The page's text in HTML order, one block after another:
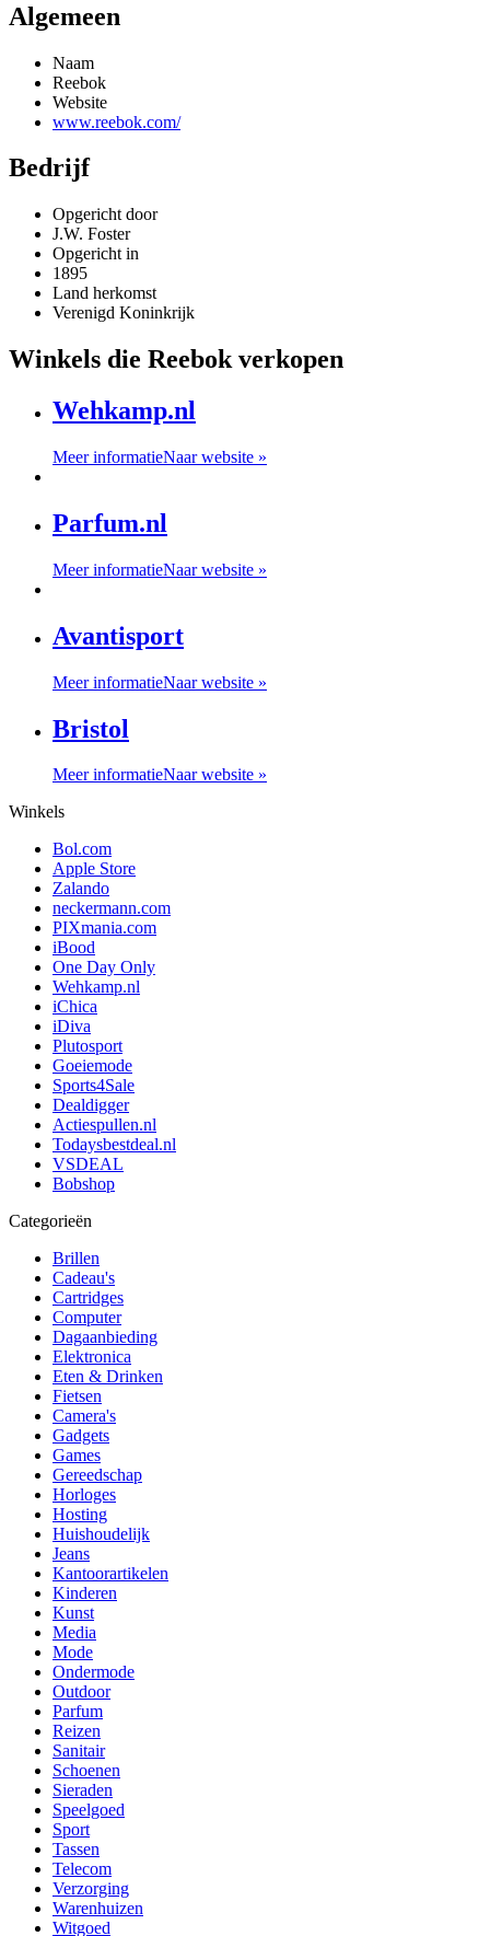
Algemeen
Naam
Reebok
Website
www.reebok.com/
Bedrijf
Opgericht door
J.W. Foster
Opgericht in
1895
Land herkomst
Verenigd Koninkrijk
Winkels die Reebok verkopen
Wehkamp.nl
Meer informatieNaar website »
Parfum.nl
Meer informatieNaar website »
Avantisport
Meer informatieNaar website »
Bristol
Meer informatieNaar website »
Winkels
Bol.com
Apple Store
Zalando
neckermann.com
PIXmania.com
iBood
One Day Only
Wehkamp.nl
iChica
iDiva
Plutosport
Goeiemode
Sports4Sale
Dealdigger
Actiespullen.nl
Todaysbestdeal.nl
VSDEAL
Bobshop
Categorieën
Brillen
Cadeau's
Cartridges
Computer
Dagaanbieding
Elektronica
Eten & Drinken
Fietsen
Camera's
Gadgets
Games
Gereedschap
Horloges
Hosting
Huishoudelijk
Jeans
Kantoorartikelen
Kinderen
Kunst
Media
Mode
Ondermode
Outdoor
Parfum
Reizen
Sanitair
Schoenen
Sieraden
Speelgoed
Sport
Tassen
Telecom
Verzorging
Warenhuizen
Witgoed